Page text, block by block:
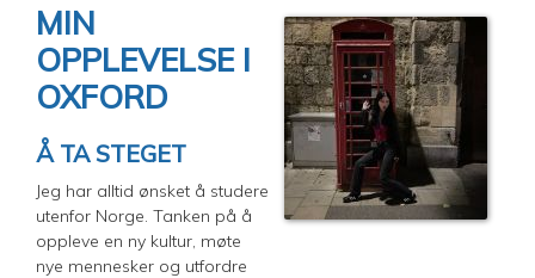
MIN
OPPLEVELSE I
OXFORD
Å TA STEGET
Jeg har alltid ønsket å studere
utenfor Norge. Tanken på å
oppleve en ny kultur, møte
nye mennesker og utfordre